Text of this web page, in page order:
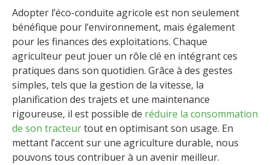
Adopter l’éco-conduite agricole est non seulement
bénéfique pour l’environnement, mais également
pour les finances des exploitations. Chaque
agriculteur peut jouer un rôle clé en intégrant ces
pratiques dans son quotidien. Grâce à des gestes
simples, tels que la gestion de la vitesse, la
planification des trajets et une maintenance
rigoureuse, il est possible de réduire la consommation
de son tracteurtout en optimisant son usage. En
mettant l’accent sur une agriculture durable, nous
pouvons tous contribuer à un avenir meilleur.